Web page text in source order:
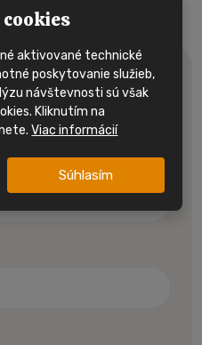
aktivované technické
poskytovanie služieb,
návštevnosti sú však
Kliknutím na
Viac informácií
Súhlasím